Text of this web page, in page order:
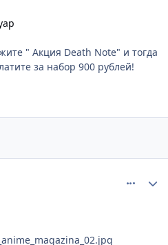
" Акция Death Note" и тогда
за набор 900 рублей!